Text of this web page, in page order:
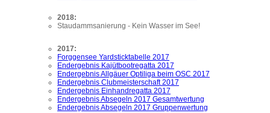
2018:
Staudammsanierung - Kein Wasser im See!
2017:
Forggensee Yardsticktabelle 2017
Endergebnis Kajütbootregatta 2017
Endergebnis Allgäuer Optiliga beim OSC 2017
Endergebnis Clubmeisterschaft 2017
Endergebnis Einhandregatta 2017
Endergebnis Absegeln 2017 Gesamtwertung
Endergebnis Absegeln 2017 Gruppenwertung